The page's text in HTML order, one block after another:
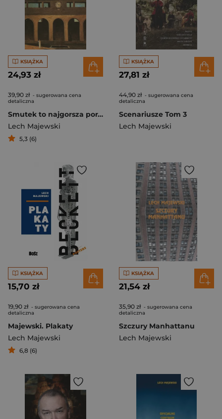
KSIĄŻKA
24,93 zł
39,90 zł - sugerowana cena
detaliczna
Smutek to najgorsza pora dnia Wybór wierszy
Lech Majewski
5,3 (6)
KSIĄŻKA
27,81 zł
44,90 zł - sugerowana cena
detaliczna
Scenariusze Tom 3
Lech Majewski
KSIĄŻKA
15,70 zł
19,90 zł - sugerowana cena
detaliczna
Majewski. Plakaty
Lech Majewski
6,8 (6)
KSIĄŻKA
21,54 zł
35,90 zł - sugerowana cena
detaliczna
Szczury Manhattanu
Lech Majewski